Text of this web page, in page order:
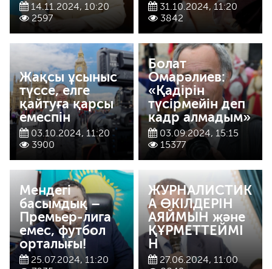
14.11.2024, 10:20
2597
31.10.2024, 11:20
3842
Жақсы ұсыныс
түссе, елге
қайтуға қарсы
емеспін
03.10.2024, 11:20
3900
Болат
Омарәлиев:
«Қадірін
түсірмейін деп
кадр алмадым»
03.09.2024, 15:15
15377
Мендегі
басымдық –
Премьер-лига
емес, футбол
орталығы!
25.07.2024, 11:20
ЖУРНАЛИСТИК
А ӨКІЛДЕРІН
АЯЙМЫН және
ҚҰРМЕТТЕЙМІ
Н
27.06.2024, 11:00